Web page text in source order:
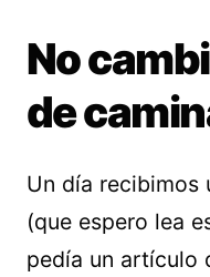
No
de
Un día recibimos
(que espero lea
pedía un artículo